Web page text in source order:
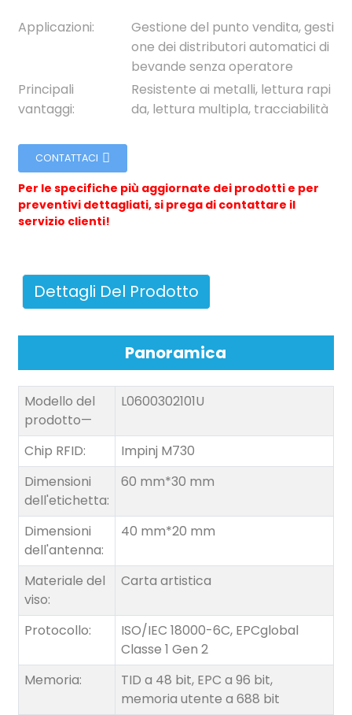
Applicazioni:
Gestione del punto vendita, gesti
one dei distributori automatici di
bevande senza operatore
Principali
vantaggi:
Resistente ai metalli, lettura rapi
da, lettura multipla, tracciabilità
CONTATTACI
Per le specifiche più aggiornate dei prodotti e per
preventivi dettagliati, si prega di contattare il
servizio clienti!
Dettagli Del Prodotto
Panoramica
Modello del
prodotto—
L0600302101U
Chip RFID:
Impinj M730
Dimensioni
dell'etichetta:
60 mm*30 mm
Dimensioni
dell'antenna:
40 mm*20 mm
Materiale del
viso:
Carta artistica
Protocollo:
ISO/IEC 18000-6C, EPCglobal
Classe 1 Gen 2
Memoria:
TID a 48 bit, EPC a 96 bit,
memoria utente a 688 bit